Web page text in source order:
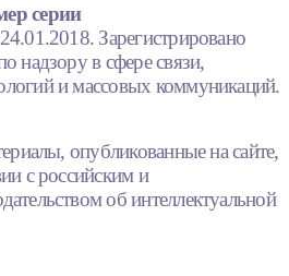
серии
Зарегистрировано
надзору в сфере связи,
и массовых коммуникаций.
опубликованные на сайте,
с российским и
об интеллектуальной